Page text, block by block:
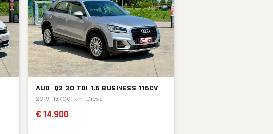
AUDI Q2 30 TDI 1.6 BUSINESS 116CV
2019 · 137.001 km · Diesel
€ 14.900